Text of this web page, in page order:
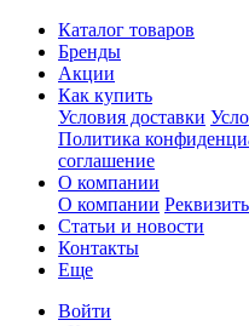
Каталог товаров
Бренды
Акции
Как купить
Условия доставки
Политика
соглашение
О компании
О компании
Статьи и новости
Контакты
Еще
Войти